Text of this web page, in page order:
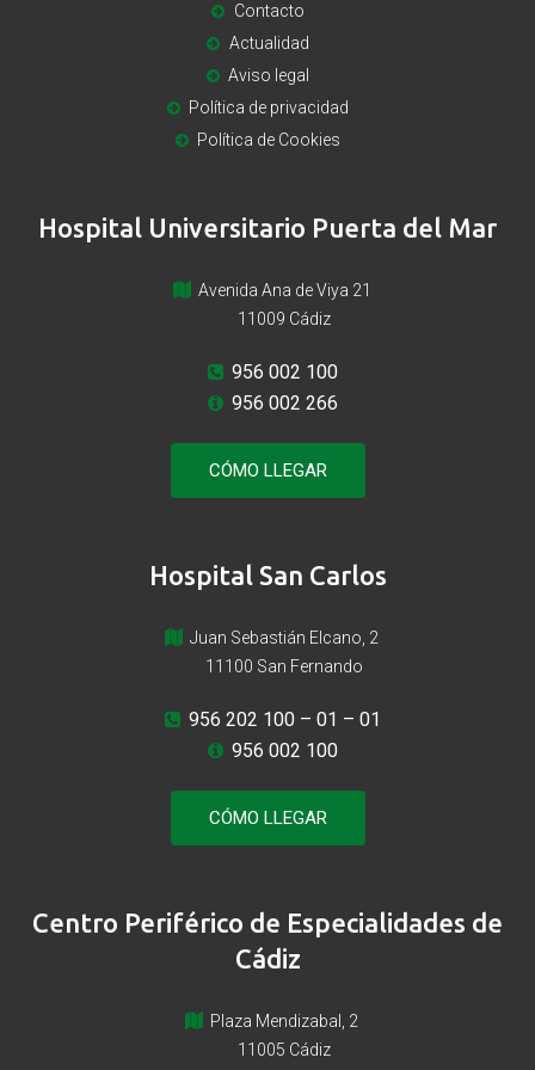
Contacto
Actualidad
Aviso legal
Política de privacidad
Política de Cookies
Hospital Universitario Puerta del Mar
Avenida Ana de Viya 21
11009 Cádiz
956 002 100
956 002 266
CÓMO LLEGAR
Hospital San Carlos
Juan Sebastián Elcano, 2
11100 San Fernando
956 202 100– 01 – 01
956 002 100
CÓMO LLEGAR
Centro Periférico de Especialidades de
Cádiz
Plaza Mendizabal, 2
11005 Cádiz